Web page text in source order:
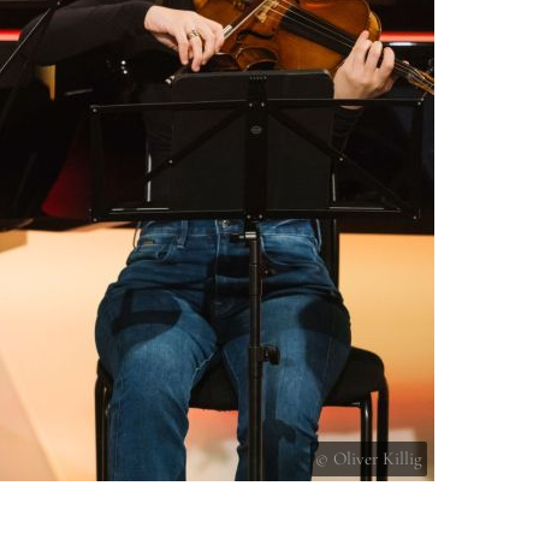
© Oliver Killig